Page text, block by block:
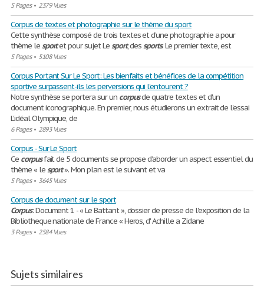
5 Pages• 2379 Vues
Corpus de textes et photographie sur le thème du sport
Cette synthèse composé de trois textes et d’une photographie a pour
thème lesportet pour sujet Lesport, dessports. Le premier texte, est
5 Pages• 5108 Vues
Corpus Portant Sur Le Sport: Les bienfaits et bénéfices de la compétition
sportive surpassent-ils les perversions qui l'entourent ?
Notre synthèse se portera sur un corpusde quatre textes et d'un
document iconographique. En premier, nous étudierons un extrait de l'essai
L'idéal Olympique, de
6 Pages• 2893 Vues
Corpus - Sur Le Sport
Ce corpusfait de 5 documents se propose d’aborder un aspect essentiel du
thème « lesport». Mon plan est le suivant et va
5 Pages• 3645 Vues
Corpus de document sur le sport
Corpus: Document 1 - « Le Battant », dossier de presse de l'exposition de la
Bibliotheque nationale de France « Heros, d' Achille a Zidane
3 Pages• 2584 Vues
Sujets similaires